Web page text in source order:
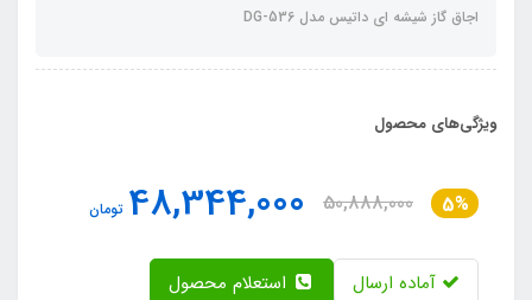
اجاق گاز شیشه ای داتیس مدل DG-536
ویژگی‌های محصول
5%
50,888,000
48,344,000 تومان
آماده ارسال